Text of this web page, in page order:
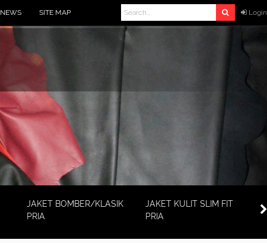
Login
NEWS SITE MAP
JAKET BOMBER/KLASIK
PRIA
JAKET KULIT SLIM FIT
PRIA